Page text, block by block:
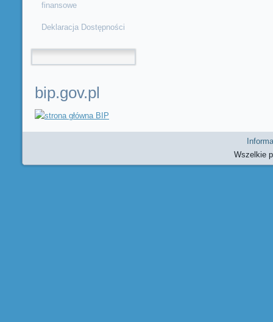
finansowe
Deklaracja Dostępności
Formularz wyszukiwania
bip.gov.pl
Wszelkie